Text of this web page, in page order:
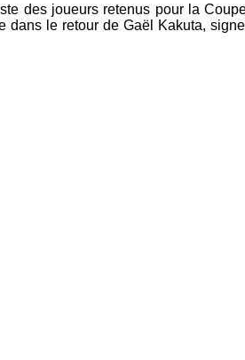
des joueurs retenus pour la
dans le retour de Gaël Kakuta,